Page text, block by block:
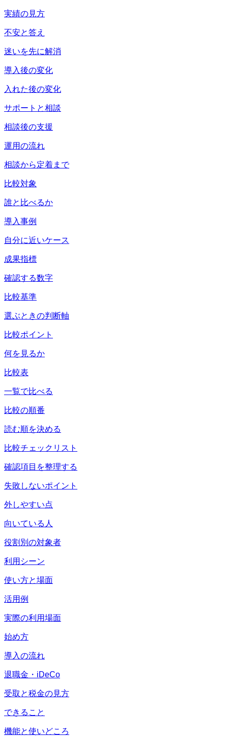
実績の見方
不安と答え
迷いを先に解消
導入後の変化
入れた後の変化
サポートと相談
相談後の支援
運用の流れ
相談から定着まで
比較対象
誰と比べるか
導入事例
自分に近いケース
成果指標
確認する数字
比較基準
選ぶときの判断軸
比較ポイント
何を見るか
比較表
一覧で比べる
比較の順番
読む順を決める
比較チェックリスト
確認項目を整理する
失敗しないポイント
外しやすい点
向いている人
役割別の対象者
利用シーン
使い方と場面
活用例
実際の利用場面
始め方
導入の流れ
退職金・iDeCo
受取と税金の見方
できること
機能と使いどころ